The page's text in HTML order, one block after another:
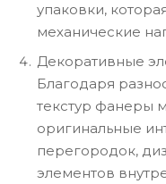
упаковки,
механические
Декоративные
Благодаря
текстур фанеры
оригинальные
перегородок,
элементов